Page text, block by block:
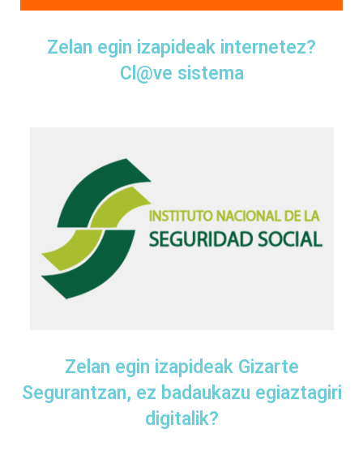
Zelan egin izapideak internetez?
Cl@ve sistema
Zelan egin izapideak Gizarte
Segurantzan, ez badaukazu egiaztagiri
digitalik?